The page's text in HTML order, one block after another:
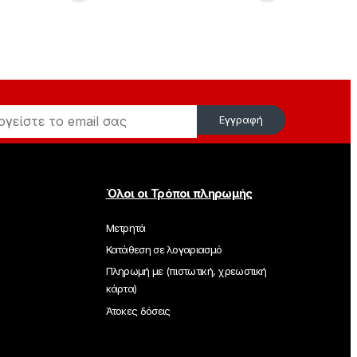
Εγγραφή
Όλοι οι Τρόποι πληρωμής
Μετρητά
Κατάθεση σε λογαριασμό
Πληρωμή με (πιστωτική, χρεωστική
κάρτα)
Άτοκες δόσεις